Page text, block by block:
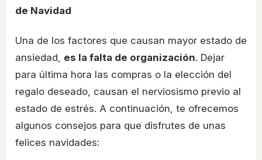
de Navidad
Una de los factores que causan mayor estado de
ansiedad, es la falta de organización. Dejar
para última hora las compras o la elección del
regalo deseado, causan el nerviosismo previo al
estado de estrés. A continuación, te ofrecemos
algunos consejos para que disfrutes de unas
felices navidades: